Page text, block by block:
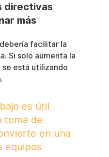
directivas
más
facilitar la
Si solo aumenta la
está utilizando
es útil
toma de
en una
equipos